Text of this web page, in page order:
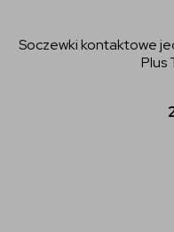
Soczewki kontaktowe
Plus